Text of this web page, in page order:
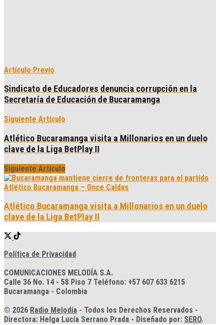
Artículo Previo
Sindicato de Educadores denuncia corrupción en la
Secretaría de Educación de Bucaramanga
Siguiente Artículo
Atlético Bucaramanga visita a Millonarios en un duelo
clave de la Liga BetPlay II
Siguiente Artículo
Atlético Bucaramanga visita a Millonarios en un duelo
clave de la Liga BetPlay II
Política de Privacidad
COMUNICACIONES MELODÍA S.A.
Calle 36 No. 14 - 58 Piso 7 Teléfono: +57 607 633 6215
Bucaramanga - Colombia
© 2026 Radio Melodía - Todos los Derechos Reservados -
Directora: Helga Lucía Serrano Prada - Diseñado por: SERO.